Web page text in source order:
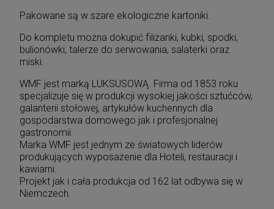
Pakowane są w szare ekologiczne kartoniki.
Do kompletu można dokupić filiżanki, kubki, spodki,
bulionówki, talerze do serwowania, salaterki oraz
miski.
WMF jest marką LUKSUSOWĄ. Firma od 1853 roku
specjalizuje się w produkcji wysokiej jakości sztućców,
galanterii stołowej, artykułów kuchennych dla
gospodarstwa domowego jak i profesjonalnej
gastronomii.
Marka WMF jest jednym ze światowych liderów
produkujących wyposażenie dla Hoteli, restauracji i
kawiarni.
Projekt jak i cała produkcja od 162 lat odbywa się w
Niemczech.